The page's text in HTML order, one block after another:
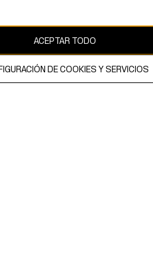
ACEPTAR TODO
DE COOKIES Y SERVICIOS